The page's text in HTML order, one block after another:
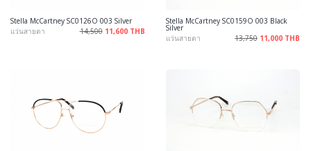
Stella McCartney SC0126O 003 Silver
แว่นสายตา
14,500 11,600 THB
Stella McCartney SC0159O 003 Black
Silver
แว่นสายตา
13,750 11,000 THB